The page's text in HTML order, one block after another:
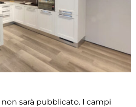
sarà pubblicato. I campi